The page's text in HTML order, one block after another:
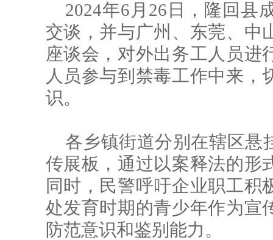
2024年6月26日，隆回县
交谈，并与广州、东莞、中
座谈会，对外出务工人员进
人员参与到禁毒工作中来，
识。
各乡镇街道分别在辖区悬
传展板，通过以案释法的形
同时，民警呼吁企业职工积
处发育时期的青少年作为宣
防范意识和鉴别能力。